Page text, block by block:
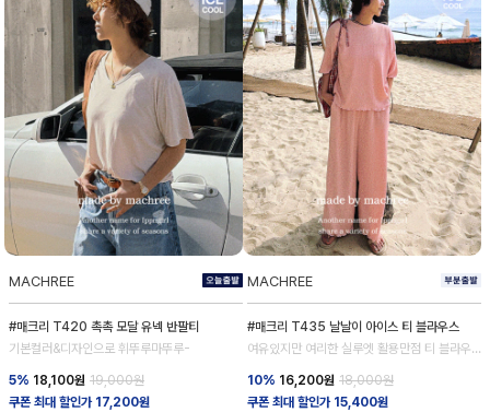
MACHREE
#매크리 T420 촉촉 모달 유넥 반팔티
기본컬러&디자인으로 휘뚜루마뚜루-
5% 18,100원 19,000원
쿠폰 최대 할인가 17,200원
MACHREE
#매크리 T435 날날이 아이스 티 블라우스
여유있지만 여리한 실루엣 활용만점 티 블라우
10% 16,200원 18,000원
쿠폰 최대 할인가 15,400원